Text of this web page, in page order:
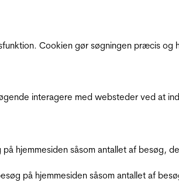
Cookien gør søgningen præcis og
interagere med websteder ved at
hjemmesiden såsom antallet af besøg,
på hjemmesiden såsom antallet af